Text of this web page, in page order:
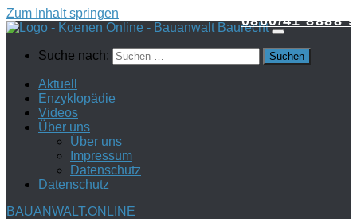
Zum Inhalt springen
Suche nach:
Aktuell
Enzyklopädie
Videos
Über uns
Über uns
Impressum
Datenschutz
Datenschutz
BAUANWALT.ONLINE
0800/41 8888 9